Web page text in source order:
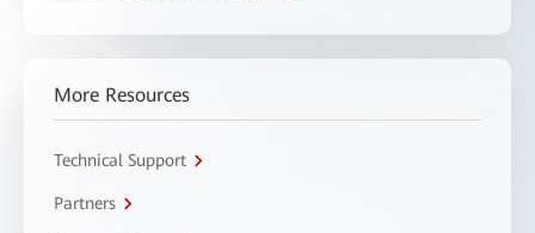
More Resources
Technical Support
Partners